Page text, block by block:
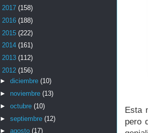
Esta
pero
2017 (158)
2016 (188)
2015 (222)
2014 (161)
2013 (112)
2012 (156)
► diciembre (10)
► noviembre (13)
► octubre (10)
► septiembre (12)
► agosto (17)